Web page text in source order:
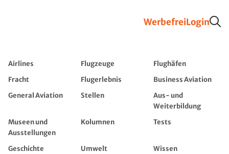
WerbefreiLogin
Airlines Flugzeuge
Flughäfen
Fracht
Flugerlebnis
Business Aviation
General Aviation
Stellen
Aus- und
Weiterbildung
Museen und
Ausstellungen
Kolumnen Tests
Geschichte Umwelt
Wissen